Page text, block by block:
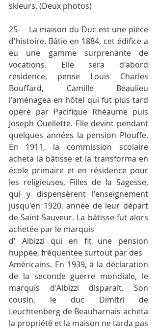
skieurs. (Deux photos)
25-	La maison du Duc est une pièce
d'histoire. Bâtie en 1884, cet édifice a
eu une gamme surprenante de
vocations. Elle sera d'abord
résidence, pense Louis­ Charles
Bouffard, Camille Beaulieu
l'aménagea en hôtel qui fut plus tard
opéré par Pacifique Rhéaume puis
Joseph Ouellette. Elle devint pendant
quelques années la pension Plouffe.
En 1911, la commission scolaire
acheta la bâtisse et la transforma en
école primaire et en résidence pour
les religieuses, Filles de la Sagesse,
qui y dispensèrent l'enseignement
jusqu'en 1920, année de leur départ
de Saint-Sauveur. La bâtisse fut alors
achetée par le marquis
d' Albizzi qui en fit une pension
huppée, fréquentée surtout par des
Américains. En 1939, à la déclaration
de la seconde guerre mondiale, le
marquis d'Albizzi disparaît. Son
cousin, le duc Dimitri de
Leuchtenberg de Beauharnais acheta
la propriété et la maison ne tarda pas